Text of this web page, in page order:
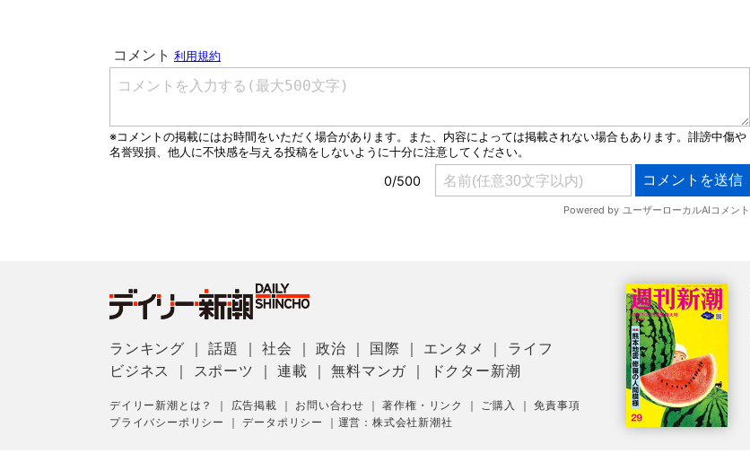
ランキング ｜話題 ｜社会 ｜政治 国際 エンタメ
ライフ
ビジネス
スポーツ ｜連載 ｜無料マンガ ドクター新潮
デイリー新潮とは？ ｜ 広告掲載 ｜ お問い合わせ ｜著作権・リンク ｜ ご購入 ｜免責事項
プライバシーポリシー
｜データポリシー ｜ 運営：株式会社新潮社